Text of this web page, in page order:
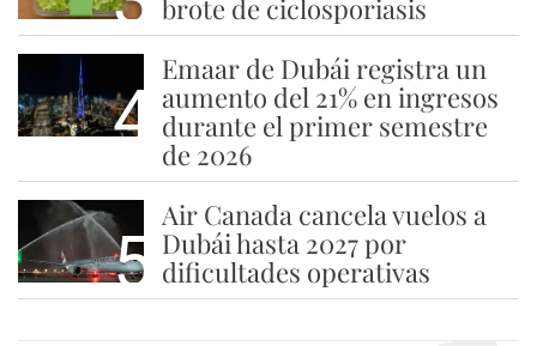
brote de ciclosporiasis
4
Emaar de Dubái registra un
aumento del 21% en ingresos
durante el primer semestre
de 2026
5
Air Canada cancela vuelos a
Dubái hasta 2027 por
dificultades operativas